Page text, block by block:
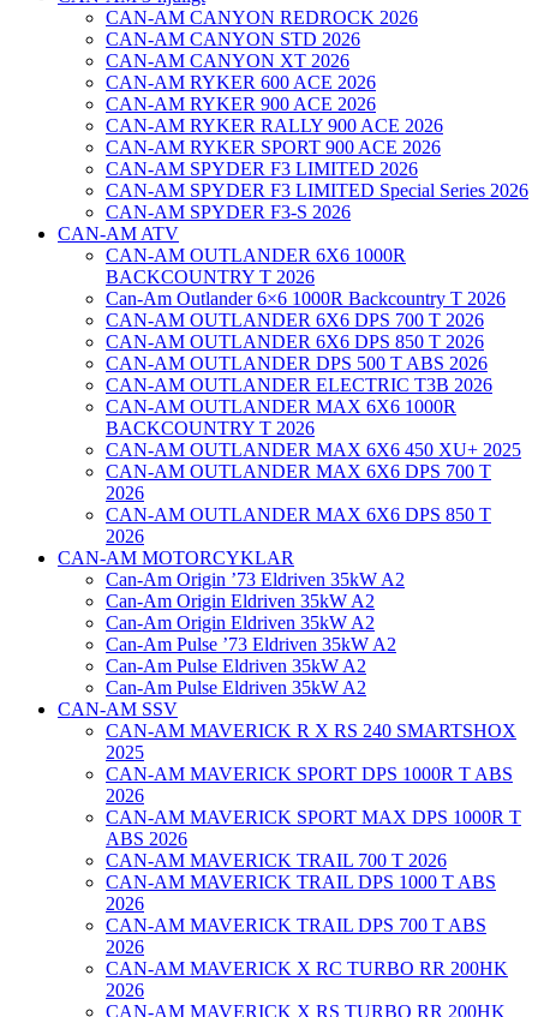
CAN-AM CANYON REDROCK 2026
CAN-AM CANYON STD 2026
CAN-AM CANYON XT 2026
CAN-AM RYKER 600 ACE 2026
CAN-AM RYKER 900 ACE 2026
CAN-AM RYKER RALLY 900 ACE 2026
CAN-AM RYKER SPORT 900 ACE 2026
CAN-AM SPYDER F3 LIMITED 2026
CAN-AM SPYDER F3 LIMITED Special Series 2026
CAN-AM SPYDER F3-S 2026
CAN-AM ATV
CAN-AM OUTLANDER 6X6 1000R
BACKCOUNTRY T 2026
Can-Am Outlander 6×6 1000R Backcountry T 2026
CAN-AM OUTLANDER 6X6 DPS 700 T 2026
CAN-AM OUTLANDER 6X6 DPS 850 T 2026
CAN-AM OUTLANDER DPS 500 T ABS 2026
CAN-AM OUTLANDER ELECTRIC T3B 2026
CAN-AM OUTLANDER MAX 6X6 1000R
BACKCOUNTRY T 2026
CAN-AM OUTLANDER MAX 6X6 450 XU+ 2025
CAN-AM OUTLANDER MAX 6X6 DPS 700 T
2026
CAN-AM OUTLANDER MAX 6X6 DPS 850 T
2026
CAN-AM MOTORCYKLAR
Can-Am Origin ’73 Eldriven 35kW A2
Can-Am Origin Eldriven 35kW A2
Can-Am Origin Eldriven 35kW A2
Can-Am Pulse ’73 Eldriven 35kW A2
Can-Am Pulse Eldriven 35kW A2
Can-Am Pulse Eldriven 35kW A2
CAN-AM SSV
CAN-AM MAVERICK R X RS 240 SMARTSHOX
2025
CAN-AM MAVERICK SPORT DPS 1000R T ABS
2026
CAN-AM MAVERICK SPORT MAX DPS 1000R T
ABS 2026
CAN-AM MAVERICK TRAIL 700 T 2026
CAN-AM MAVERICK TRAIL DPS 1000 T ABS
2026
CAN-AM MAVERICK TRAIL DPS 700 T ABS
2026
CAN-AM MAVERICK X RC TURBO RR 200HK
2026
CAN-AM MAVERICK X RS TURBO RR 200HK